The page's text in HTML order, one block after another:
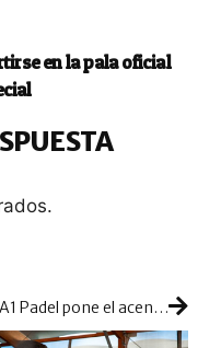
en la pala oficial
A1 Padel pone el acento francés a la competición: primeros pasos del Open de Francia